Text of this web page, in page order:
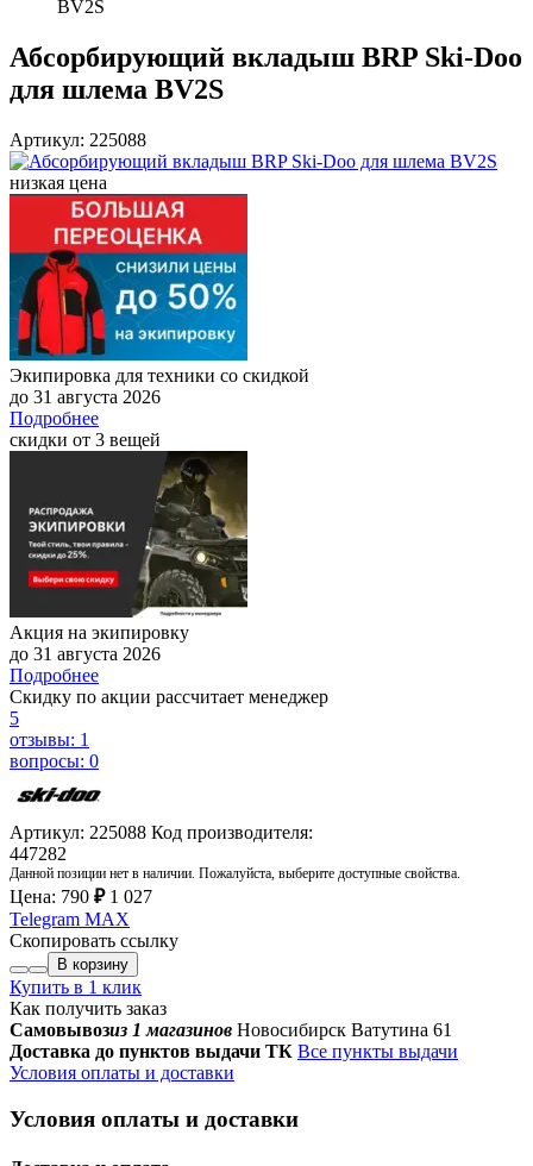
BV2S
Абсорбирующий вкладыш BRP Ski-Doo
для шлема BV2S
Артикул: 225088
низкая цена
Экипировка для техники со скидкой
до 31 августа 2026
Подробнее
скидки от 3 вещей
Акция на экипировку
до 31 августа 2026
Подробнее
Скидку по акции рассчитает менеджер
5
отзывы: 1
вопросы: 0
Артикул: 225088 Код производителя:
447282
Данной позиции нет в наличии. Пожалуйста, выберите доступные свойства.
Цена: 790 ₽ 1 027
Telegram MAX
Скопировать ссылку
В корзину
Купить в 1 клик
Как получить заказ
Самовывозиз 1 магазинов Новосибирск Ватутина 61
Доставка до пунктов выдачи ТК Все пункты выдачи
Условия оплаты и доставки
Условия оплаты и доставки